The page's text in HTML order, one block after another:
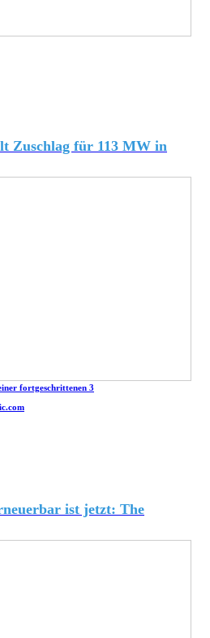
Zuschlag für 113 MW in
fortgeschrittenen 3
ist jetzt: The